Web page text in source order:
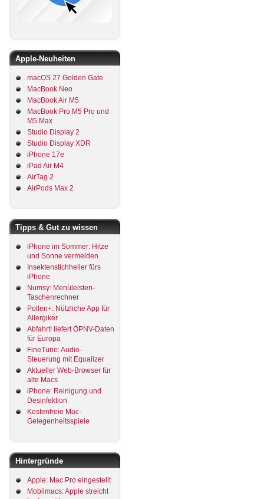
Apple-Neuheiten
macOS 27 Golden Gate
MacBook Neo
MacBook Air M5
MacBook Pro M5 Pro und
M5 Max
Studio Display 2
Studio Display XDR
iPhone 17e
iPad Air M4
AirTag 2
AirPods Max 2
Tipps & Gut zu wissen
iPhone im Sommer: Hitze
und Sonne vermeiden
Insektenstichheiler fürs
iPhone
Numsy: Menüleisten-
Taschenrechner
Pollen+: Nützliche App für
Allergiker
Abfahrt! liefert ÖPNV-Daten
für Europa
FineTune: Audio-
Steuerung mit Equalizer
Aktueller Web-Browser für
alte Macs
iPhone: Reinigung und
Desinfektion
Kostenfreie Mac-
Gelegenheitsspiele
Hintergründe
Apple: Mac Pro eingestellt
Mobilmacs: Apple streicht